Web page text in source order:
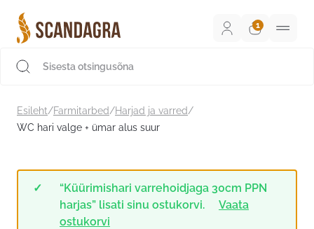
sisu
juurde
Esileht/Farmitarbed/Harjad ja varred/
WC hari valge + ümar alus suur
“Küürimishari varrehoidjaga 30cm PPN
harjas” lisati sinu ostukorvi.
Vaata
ostukorvi